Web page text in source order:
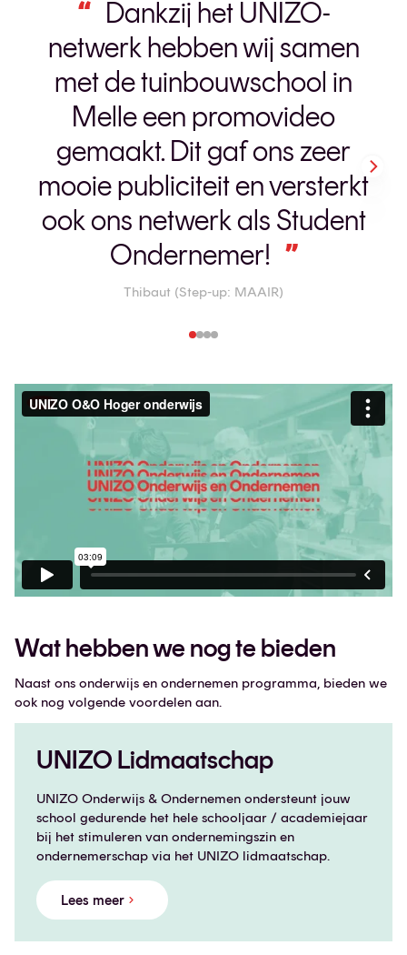
Dankzij het UNIZO-
netwerk hebben wij samen
met de tuinbouwschool in
Melle een promovideo
gemaakt. Dit gaf ons zeer
mooie publiciteit en versterkt
ook ons netwerk als Student
Ondernemer!
Thibaut (Step-up: MAAIR)
Wat hebben we nog te bieden
Naast ons onderwijs en ondernemen programma, bieden we
ook nog volgende voordelen aan.
UNIZO Lidmaatschap
UNIZO Onderwijs & Ondernemen ondersteunt jouw
school gedurende het hele schooljaar / academiejaar
bij het stimuleren van ondernemingszin en
ondernemerschap via het UNIZO lidmaatschap.
Lees meer